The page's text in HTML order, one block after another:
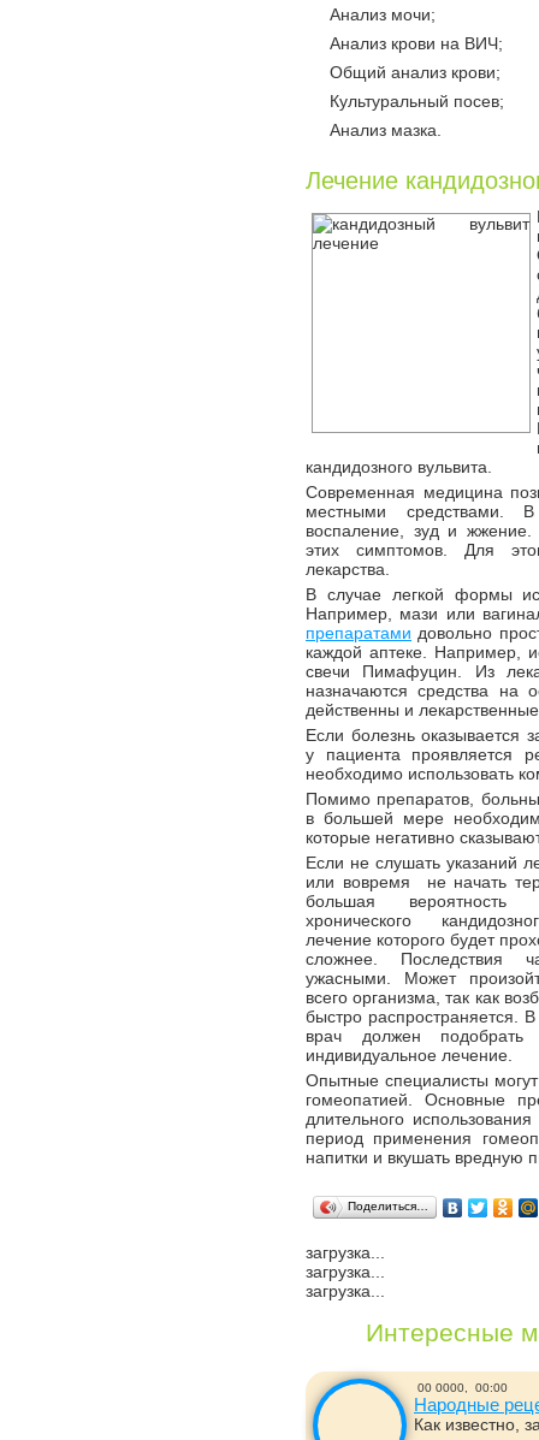
Анализ мочи;
Анализ крови на ВИЧ;
Общий анализ крови;
Культуральный посев;
Анализ мазка.
Лечение
кандидозного вульвита.
Современная медицина
местными средствами.
воспаление, зуд и жжение.
этих симптомов. Для
лекарства.
В случае легкой формы
Например, мази или
препаратами довольно
каждой аптеке. Например,
свечи Пимафуцин. Из
назначаются средства на
действенны и
Если болезнь оказывается
у пациента проявляется
необходимо использовать
Помимо препаратов,
в большей мере
которые негативно
Если не слушать указаний
или вовремя не начать
большая вероятность
хронического
лечение которого будет
сложнее. Последствия
ужасными. Может
всего организма, так как
быстро распространяется. В
врач должен подобрать
индивидуальное лечение.
Опытные специалисты могут
гомеопатией. Основные
длительного
период применения
напитки и вкушать вредную
Поделиться…
загрузка...
загрузка...
загрузка...
Интересные
00 0000, 00:00
Народные
Как известно,